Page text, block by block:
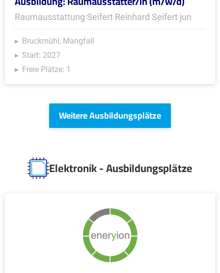
Raumausstattung Seifert Reinhard Seifert jun
Bruckmühl, Mangfall
Start: 2027
Freie Plätze: 1
Weitere Ausbildungsplätze
Elektronik - Ausbildungsplätze